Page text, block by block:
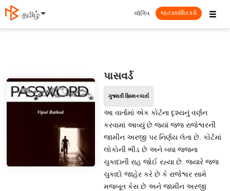
தமிழ் ☰
લૉગિન મફત પ્રકાશિત કરો
પાસવર્ડ
ગુજરાતી ફિક્શન વાર્તા
આ વાર્તામાં એક કોર્ટના દૃશ્યનું વર્ણન
કરવામાં આવ્યું છે જ્યાં જજ રાજેશ્વરની
જામીન અરજી પર નિર્ણય લેતા છે. કોર્ટમાં
લોકોની ભીડ છે અને બધા જજના
ચુકાદાની રાહ જોઈ રહ્યા છે. જ્યારે જજ
ચુકાદો જાહેર કરે છે કે રાજેશ્વર સામે
મજબૂત કેસ છે અને જામીન અરજી